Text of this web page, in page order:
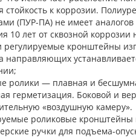
стойкость к коррозии.
(ПУР-ПА) не имеет
10 лет от сквозной коррозии
регулируемые кронштейны
направляющих
ролики — плавная и
герметизация. Боковой и
«воздушную камеру».
роликовые
ручки для